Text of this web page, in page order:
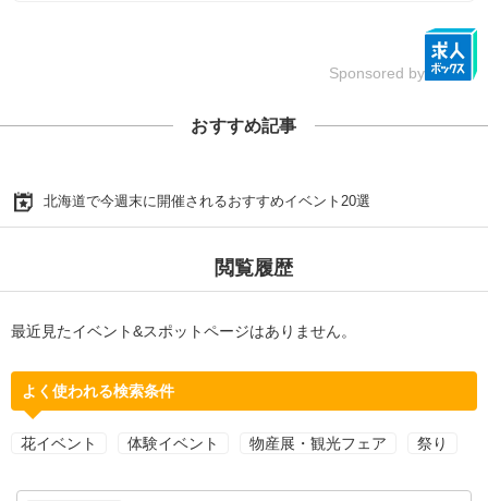
Sponsored by
おすすめ記事
北海道で今週末に開催されるおすすめイベント20選
閲覧履歴
最近見たイベント&スポットページはありません。
よく使われる検索条件
花イベント 体験イベント 物産展・観光フェア 祭り